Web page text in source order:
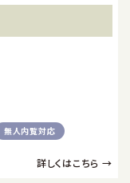
無人内覧対応
詳しくはこちら →